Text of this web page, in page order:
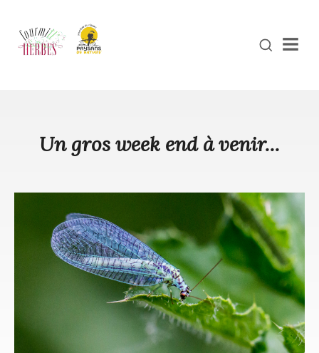
Un gros week end à venir...